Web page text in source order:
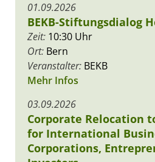
01.09.2026
BEKB-Stiftungsdialog
Zeit: 10:30 Uhr
Ort: Bern
Veranstalter: BEKB
Mehr Infos
03.09.2026
Corporate Relocation
for International
Corporations,